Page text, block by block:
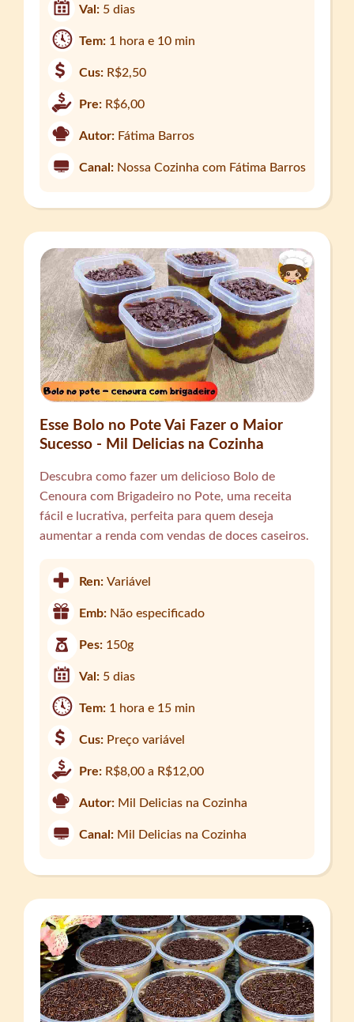
Val: 5 dias
Tem: 1 hora e 10 min
Cus: R$2,50
Pre: R$6,00
Autor: Fátima Barros
Canal: Nossa Cozinha com Fátima Barros
Esse Bolo no Pote Vai Fazer o Maior
Sucesso - Mil Delicias na Cozinha
Descubra como fazer um delicioso Bolo de
Cenoura com Brigadeiro no Pote, uma receita
fácil e lucrativa, perfeita para quem deseja
aumentar a renda com vendas de doces caseiros.
Ren:Variável
Emb: Não especificado
Pes: 150g
Val: 5 dias
Tem: 1 hora e 15 min
Cus: Preço variável
Pre: R$8,00 a R$12,00
Autor: Mil Delicias na Cozinha
Canal: Mil Delicias na Cozinha